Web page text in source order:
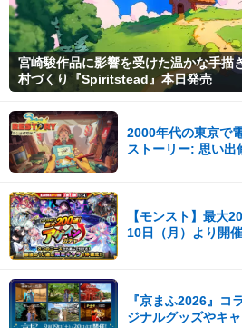
宮崎駿作品に影響を受けた温かな手描
村づくり『Spiritstead』本日発売
2000年代の東京で
ストーリー: 思い
【モンスト】最大
10日（月）より開催
『京まふ2026』コ
ジナルグッズやキ